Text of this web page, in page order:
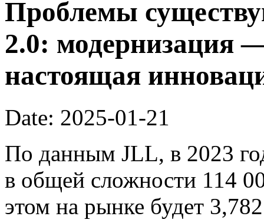
Проблемы
2.0: модернизация
настоящая
Date: 2025-01-21
По данным JLL, в 2023
в общей сложности 114
этом на рынке будет